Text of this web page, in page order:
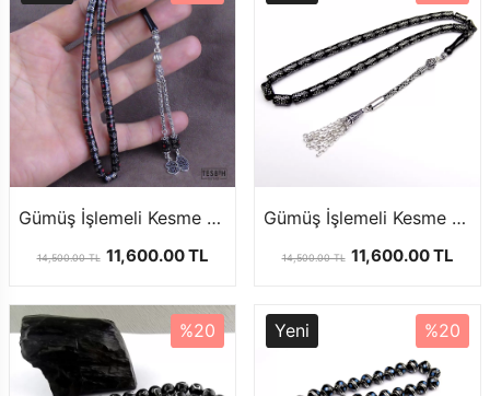
Gümüş İşlemeli Kesme Model Oltu taşı Tesbih
14,500.00 TL 11,600.00 TL
Gümüş İşlemeli Kesme Model Oltu Taşı Tesbih
14,500.00 TL 11,600.00 TL
%20 Yeni %20